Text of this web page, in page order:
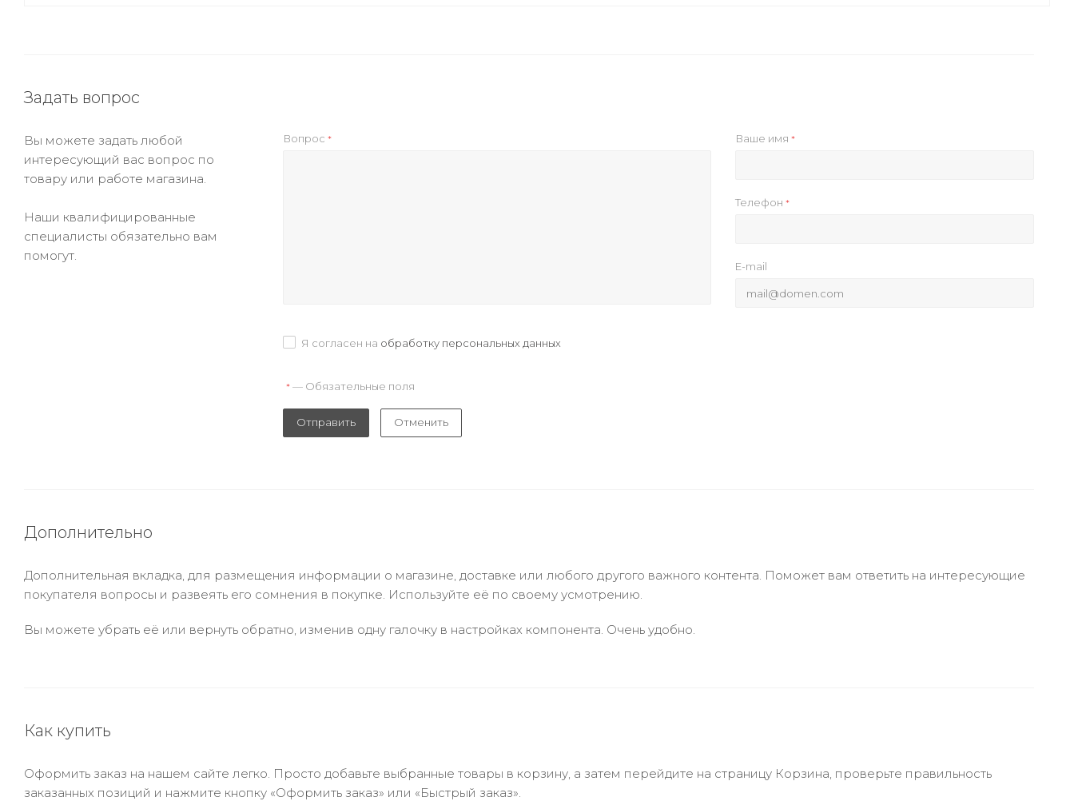
Задать вопрос
Вы можете задать любой
интересующий вас вопрос по
товару или работе магазина.
Наши квалифицированные
специалисты обязательно вам
помогут.
Вопрос * Ваше имя *
Телефон *
E-mail
Я согласен на обработку персональных данных
*— Обязательные поля
Отправить Отменить
Дополнительно
Дополнительная вкладка, для размещения информации о магазине, доставке или любого другого важного контента. Поможет вам ответить на интересующие
покупателя вопросы и развеять его сомнения в покупке. Используйте её по своему усмотрению.
Вы можете убрать её или вернуть обратно, изменив одну галочку в настройках компонента. Очень удобно.
Как купить
Оформить заказ на нашем сайте легко. Просто добавьте выбранные товары в корзину, а затем перейдите на страницу Корзина, проверьте правильность
заказанных позиций и нажмите кнопку «Оформить заказ» или «Быстрый заказ».